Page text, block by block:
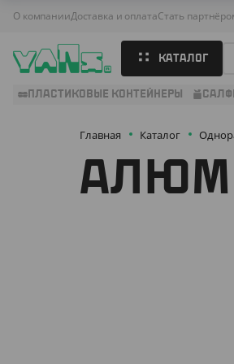
О компанииДоставка и оплатаСтать
КАТАЛОГ
ПЛАСТИКОВЫЕ КОНТЕЙНЕРЫ
Главная Каталог